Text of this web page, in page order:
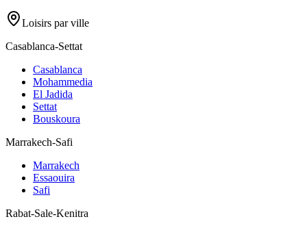
Loisirs par ville
Casablanca-Settat
Casablanca
Mohammedia
El Jadida
Settat
Bouskoura
Marrakech-Safi
Marrakech
Essaouira
Safi
Rabat-Sale-Kenitra